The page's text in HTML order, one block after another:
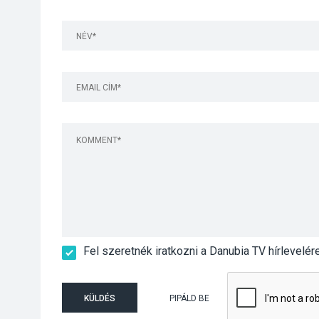
Fel szeretnék iratkozni a Danubia TV
KÜLDÉS PIPÁLD BE